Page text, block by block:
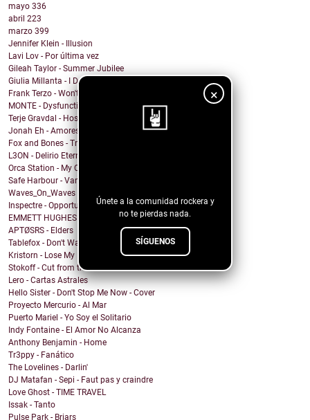
×
Únete a la comunidad rockera y
no te pierdas nada.
SÍGUENOS
mayo 336
abril 223
marzo 399
Jennifer Klein - Illusion
Lavi Lov - Por última vez
Gileah Taylor - Summer Jubilee
Giulia Millanta - I Dance My Way
Frank Terzo - Won't Dance Alone
MONTE - Dysfunctional Mess
Terje Gravdal - Hostage In My Home (feat. Frida H...
Jonah Eh - Amores de Fin de Semana
Fox and Bones - Tricks
L3ON - Delirio Eterno
Orca Station - My Compass
Safe Harbour - Vampire
Waves_On_Waves & Sonic Shades Of Blue & Castles Ma...
Inspectre - Opportunity
EMMETT HUGHES - What Will I Do
APTØSRS - Elders
Tablefox - Don't Wait For Me To Be What You Want M...
Kristorn - Lose My Mind
Stokoff - Cut from the Same Cloth
Lero - Cartas Astrales
Hello Sister - Don't Stop Me Now - Cover
Proyecto Mercurio - Al Mar
Puerto Mariel - Yo Soy el Solitario
Indy Fontaine - El Amor No Alcanza
Anthony Benjamin - Home
Tr3ppy - Fanático
The Lovelines - Darlin'
DJ Matafan - Sepi - Faut pas y craindre
Love Ghost - TIME TRAVEL
Issak - Tanto
Pulse Park - Briars